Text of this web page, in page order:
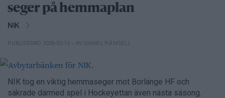
seger på hemmaplan
NIK
PUBLICERAD 2026-02-16 – AV DANIEL RÄMSELL
NIK tog en viktig hemmaseger mot Borlänge HF och
säkrade därmed spel i Hockeyettan även nästa säsong.